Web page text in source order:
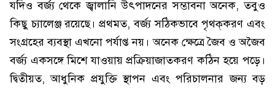
যদিও বর্জ্য থেকে জ্বালানি উৎপাদনের সম্ভাবনা অনেক, তবুও
কিছু চ্যালেঞ্জ রয়েছে। প্রথমত, বর্জ্য সঠিকভাবে পৃথক্‌করণ এবং
সংগ্রহের ব্যবস্থা এখনো পর্যাপ্ত নয়। অনেক ক্ষেত্রে জৈব ও অজৈব
বর্জ্য একসঙ্গে মিশে যাওয়ায় প্রক্রিয়াজাতকরণ কঠিন হয়ে পড়ে।
দ্বিতীয়ত, আধুনিক প্রযুক্তি স্থাপন এবং পরিচালনার জন্য বড়